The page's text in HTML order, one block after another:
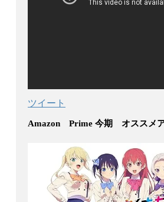
ツイート
Amazon Prime 今期 オススメ